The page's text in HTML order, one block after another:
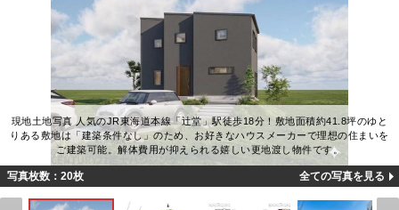
現地土地写真 人気のJR東海道本線「辻堂」駅徒歩18分！敷地面積約41.8坪のゆと
りある敷地は「建築条件なし」のため、お好きなハウスメーカーで理想の住まいを
ご建築可能。解体費用が抑えられる嬉しい更地渡し物件です。
写真枚数：20枚 全ての写真を見る